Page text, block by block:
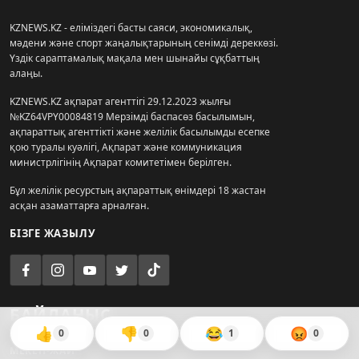
👍 0 👎 0 😂 1 😡 0
KZNEWS.KZ - еліміздегі басты саяси, экономикалық,
мәдени және спорт жаңалықтарының сенімді дереккөзі.
Үздік сараптамалық мақала мен шынайы сұқбаттың
алаңы.
KZNEWS.KZ ақпарат агенттігі 29.12.2023 жылғы
№KZ64VPY00084819 Мерзімді баспасөз басылымын,
ақпараттық агенттікті және желілік басылымды есепке
қою туралы куәлігі, Ақпарат және коммуникация
министрлігінің Ақпарат комитетімен берілген.
Бұл желілік ресурстың ақпараттық өнімдері 18 жастан
асқан азаматтарға арналған.
БІЗГЕ ЖАЗЫЛУ
БАЙЛАНЫС
МЕКЕН-ЖАЙ